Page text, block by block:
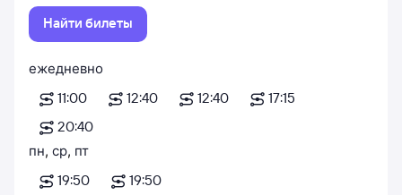
Найти билеты
ежедневно
11:00
12:40 12:40
17:15
20:40
пн, ср, пт
19:50
19:50